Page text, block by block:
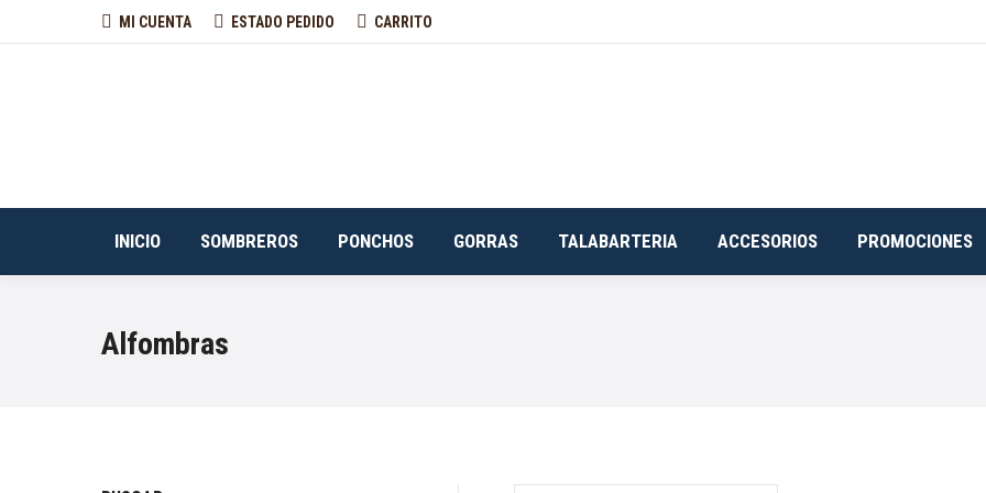
MI CUENTA ESTADO PEDIDO CARRITO
INICIO SOMBREROS PONCHOS GORRAS TALABARTERIA ACCESORIOS PROMOCIONES
Alfombras